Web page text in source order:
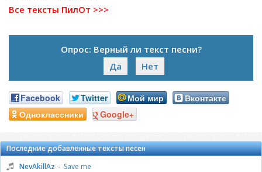
Все тексты ПилОт >>>
Опрос: Верный ли текст песни?
Да
Нет
Facebook Twitter Мой мир
Вконтакте
Одноклассники
Google+
Последние добавленные тексты песен
NevAkillAz - Save me